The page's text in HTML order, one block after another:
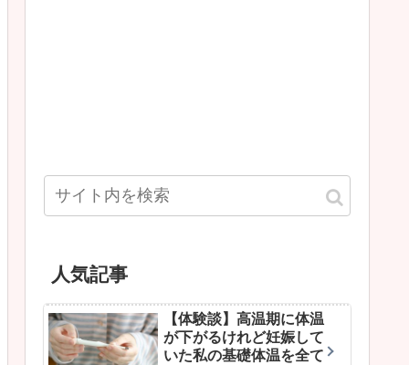
人気記事
【体験談】高温期に体温
が下がるけれど妊娠して
いた私の基礎体温を全て